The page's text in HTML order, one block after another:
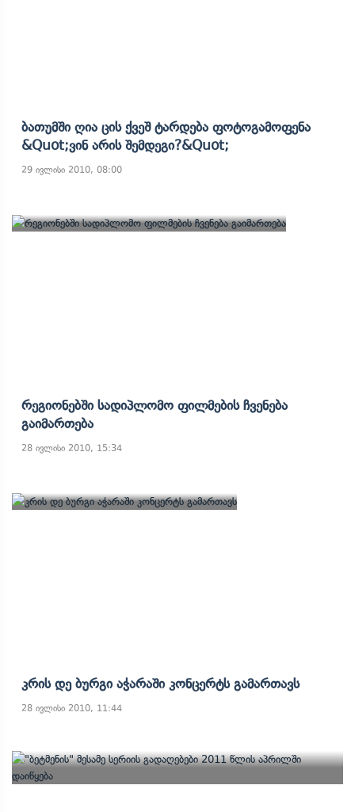
Ბათუმში Ღია Ცის Ქვეშ Ტარდება Ფოტოგამოფენა
&quot;ვინ Არის Შემდეგი?&quot;
29 ივლისი 2010, 08:00
Რეგიონებში Სადიპლომო Ფილმების Ჩვენება
Გაიმართება
28 ივლისი 2010, 15:34
Კრის Დე Ბურგი Აჭარაში Კონცერტს Გამართავს
28 ივლისი 2010, 11:44